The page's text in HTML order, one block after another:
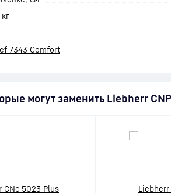
7343 Comfort
могут заменить Liebherr